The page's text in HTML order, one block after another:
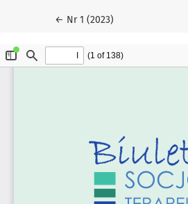
← Wróć do szczegółów artykułu
Nr 1 (2023)